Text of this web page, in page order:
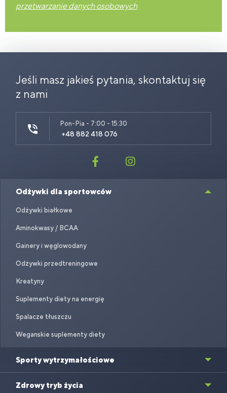
przetwarzanie danych osobowych
Jeśli masz jakieś pytania, skontaktuj się
z nami
Pon-Pia - 7:00 - 15:30
+48 882 418 076
Odżywki dla sportowców
Odżywki białkowe
Aminokwasy / BCAA
Gainery i węglowodany
Odżywki przedtreningowe
Kreatyny
Suplementy diety na energię
Spalacze tłuszczu
Weganskie suplementy diety
Sporty wytrzymałościowe
Zdrowy tryb życia